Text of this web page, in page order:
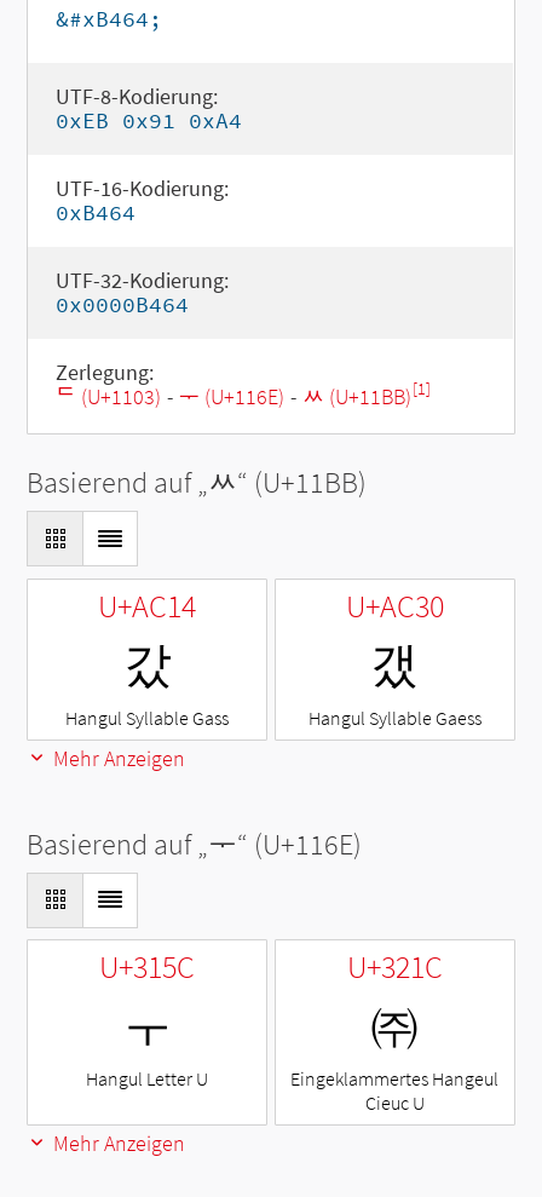
&#xB464;
UTF-8-Kodierung:
0xEB 0x91 0xA4
UTF-16-Kodierung:
0xB464
UTF-32-Kodierung:
0x0000B464
Zerlegung:
ᄃ (U+1103) - ᅮ (U+116E) - ᆻ (U+11BB)[1]
Basierend auf „ᆻ“ (U+11BB)
U+AC14
갔
Hangul Syllable Gass
U+AC30
갰
Hangul Syllable Gaess
Mehr Anzeigen
Basierend auf „ᅮ“ (U+116E)
U+315C
ㅜ
Hangul Letter U
U+321C
㈜
Eingeklammertes Hangeul
Cieuc U
Mehr Anzeigen